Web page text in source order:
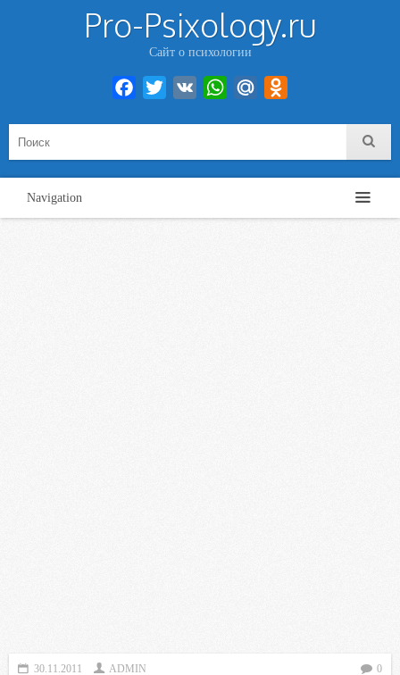
Pro-Psixology.ru
Сайт о психологии
Facebook
Twitter VK WhatsAppMail.Ru
Navigation
30.11.2011 ADMIN 0